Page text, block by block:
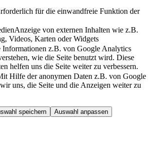
für die einwandfreie Funktion der
Anzeige von externen Inhalten wie z.B.
Videos, Karten oder Widgets
Informationen z.B. von Google Analytics
wie die Seite benutzt wird. Diese
helfen uns die Seite weiter zu verbessern.
Hilfe der anonymen Daten z.B. von Google
uns, die Seite und die Anzeigen weiter zu
speichern Auswahl anpassen